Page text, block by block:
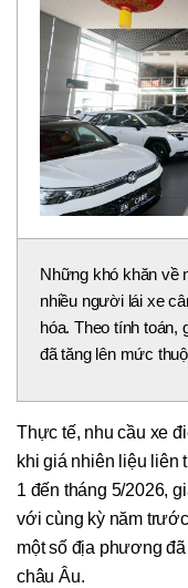
Những khó khăn về
nhiều người lái xe
hóa. Theo tính toán,
đã tăng lên mức
Thực tế, nhu cầu xe
khi giá nhiên liệu liên
1 đến tháng 5/2026,
với cùng kỳ năm
một số địa phương
châu Âu.